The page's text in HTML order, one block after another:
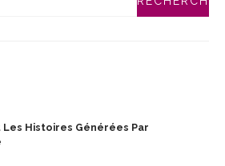
Histoires Générées Par